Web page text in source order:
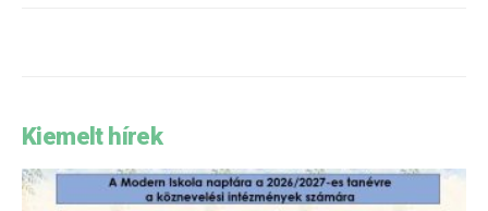
Kiemelt hírek